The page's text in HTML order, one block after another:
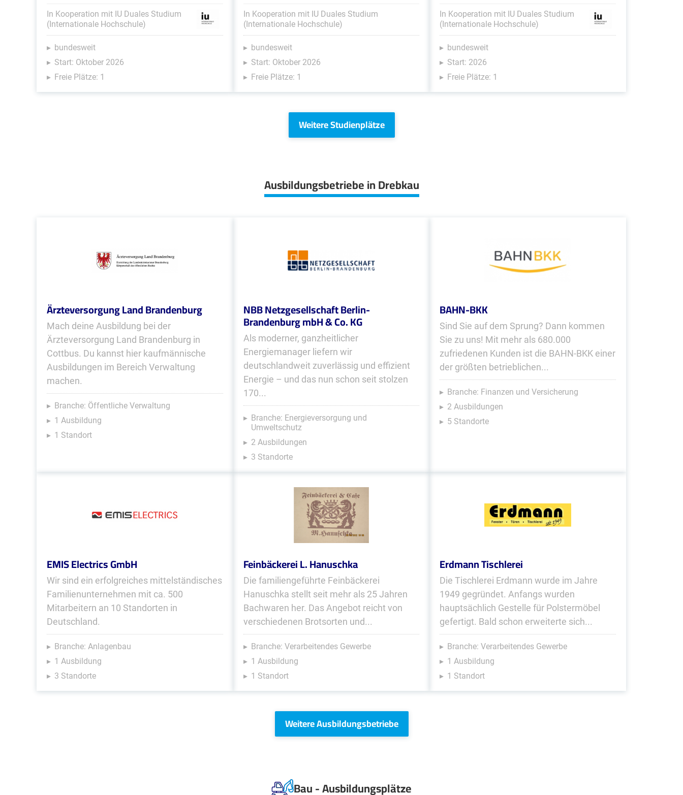
In Kooperation mit IU Duales Studium
(Internationale Hochschule)
bundesweit
Start: Oktober 2026
Freie Plätze: 1
In Kooperation mit IU Duales Studium
(Internationale Hochschule)
bundesweit
Start: Oktober 2026
Freie Plätze: 1
In Kooperation mit IU Duales Studium
(Internationale Hochschule)
bundesweit
Start: 2026
Freie Plätze: 1
Weitere Studienplätze
Ausbildungsbetriebe in Drebkau
Ärzteversorgung Land Brandenburg
Mach deine Ausbildung bei der
Ärzteversorgung Land Brandenburg in
Cottbus. Du kannst hier kaufmännische
Ausbildungen im Bereich Verwaltung
machen.
Branche: Öffentliche Verwaltung
1 Ausbildung
1 Standort
NBB Netzgesellschaft Berlin-
Brandenburg mbH & Co. KG
Als moderner, ganzheitlicher
Energiemanager liefern wir
deutschlandweit zuverlässig und effizient
Energie – und das nun schon seit stolzen
170...
Branche: Energieversorgung und
Umweltschutz
2 Ausbildungen
3 Standorte
BAHN-BKK
Sind Sie auf dem Sprung? Dann kommen
Sie zu uns! Mit mehr als 680.000
zufriedenen Kunden ist die BAHN-BKK einer
der größten betrieblichen...
Branche: Finanzen und Versicherung
2 Ausbildungen
5 Standorte
EMIS Electrics GmbH
Wir sind ein erfolgreiches mittelständisches
Familienunternehmen mit ca. 500
Mitarbeitern an 10 Standorten in
Deutschland.
Branche: Anlagenbau
1 Ausbildung
3 Standorte
Feinbäckerei L. Hanuschka
Die familiengeführte Feinbäckerei
Hanuschka stellt seit mehr als 25 Jahren
Bachwaren her. Das Angebot reicht von
verschiedenen Brotsorten und...
Branche: Verarbeitendes Gewerbe
1 Ausbildung
1 Standort
Erdmann Tischlerei
Die Tischlerei Erdmann wurde im Jahre
1949 gegründet. Anfangs wurden
hauptsächlich Gestelle für Polstermöbel
gefertigt. Bald schon erweiterte sich...
Branche: Verarbeitendes Gewerbe
1 Ausbildung
1 Standort
Weitere Ausbildungsbetriebe
Bau - Ausbildungsplätze